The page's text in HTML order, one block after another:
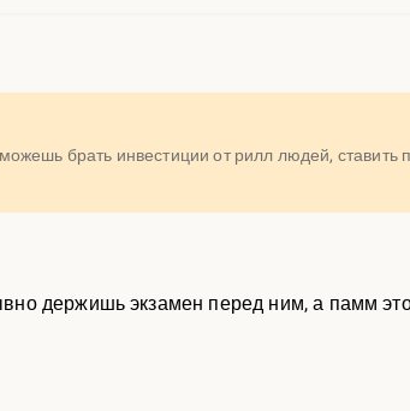
брать инвестиции от рилл людей, ставить
держишь экзамен перед ним, а памм